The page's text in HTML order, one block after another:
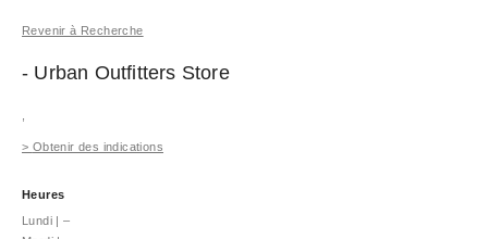
Revenir à Recherche
- Urban Outfitters Store
> Obtenir des indications
Heures
Lundi | –